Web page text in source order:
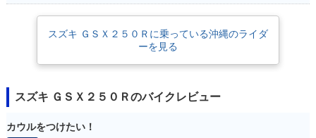
スズキ ＧＳＸ２５０Ｒに乗っている沖縄のライダ
ーを見る
スズキ ＧＳＸ２５０Ｒのバイクレビュー
カウルをつけたい！